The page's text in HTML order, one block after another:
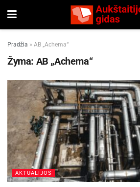
Pradžia » AB „Achema“
Žyma: AB „Achema“
AKTUALIJOS